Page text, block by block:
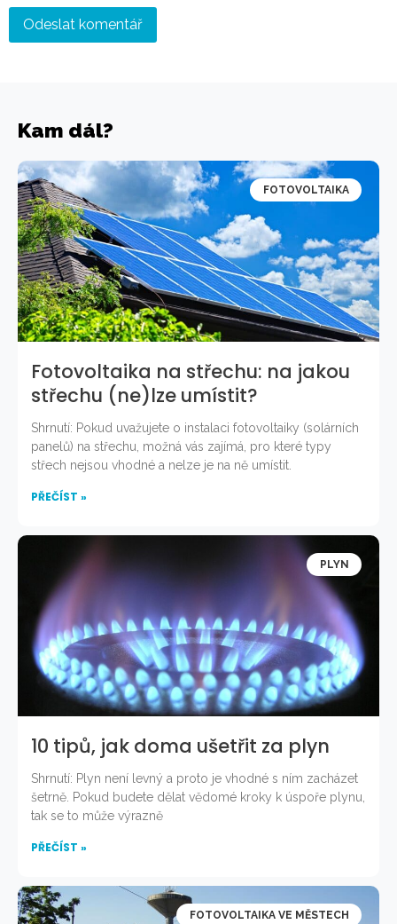
Kam dál?
FOTOVOLTAIKA
Fotovoltaika na střechu: na jakou
střechu (ne)lze umístit?
Shrnutí: Pokud uvažujete o instalaci fotovoltaiky (solárních
panelů) na střechu, možná vás zajímá, pro které typy
střech nejsou vhodné a nelze je na ně umístit.
PŘEČÍST »
PLYN
10 tipů, jak doma ušetřit za plyn
Shrnutí: Plyn není levný a proto je vhodné s ním zacházet
šetrně. Pokud budete dělat vědomé kroky k úspoře plynu,
tak se to může výrazně
PŘEČÍST »
FOTOVOLTAIKA VE MĚSTECH